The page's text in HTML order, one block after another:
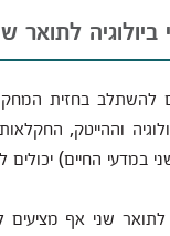
ביולוגיה לתואר
להשתלב בחזית
וההייטק,
במדעי החיים)
לתואר שני אף